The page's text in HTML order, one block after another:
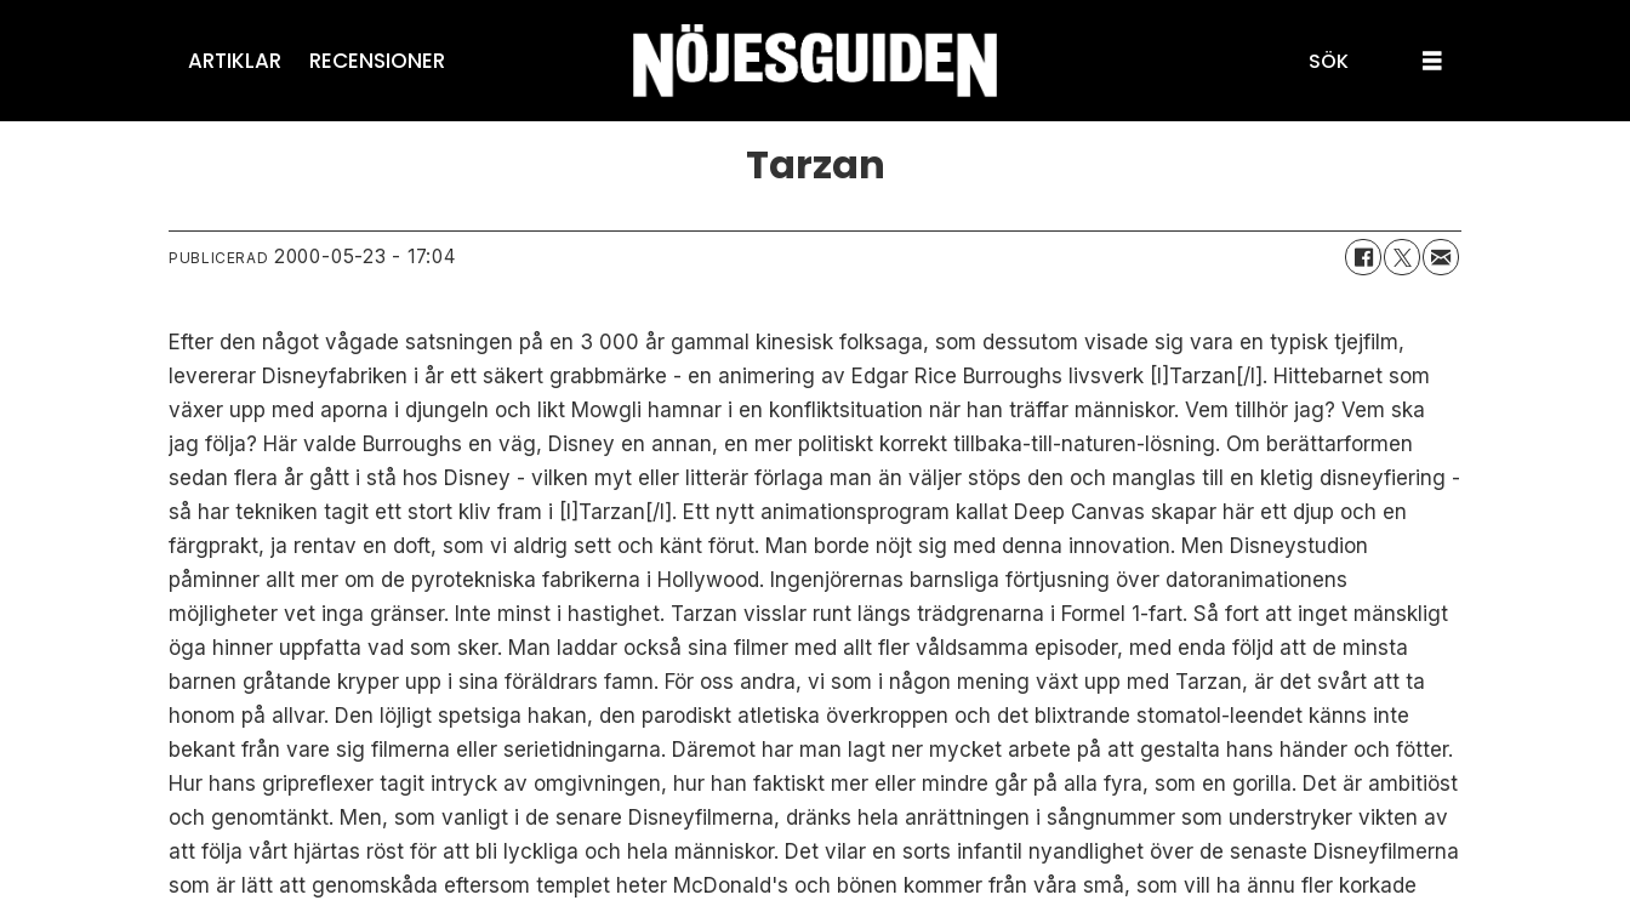
ARTIKLAR RECENSIONER SÖK
Tarzan
PUBLICERAD 2000-05-23 - 17:04
Efter den något vågade satsningen på en 3 000 år gammal kinesisk folksaga, som dessutom visade sig vara en typisk tjejfilm,
levererar Disneyfabriken i år ett säkert grabbmärke - en animering av Edgar Rice Burroughs livsverk [I]Tarzan[/I]. Hittebarnet som
växer upp med aporna i djungeln och likt Mowgli hamnar i en konfliktsituation när han träffar människor. Vem tillhör jag? Vem ska
jag följa? Här valde Burroughs en väg, Disney en annan, en mer politiskt korrekt tillbaka-till-naturen-lösning. Om berättarformen
sedan flera år gått i stå hos Disney - vilken myt eller litterär förlaga man än väljer stöps den och manglas till en kletig disneyfiering -
så har tekniken tagit ett stort kliv fram i [I]Tarzan[/I]. Ett nytt animationsprogram kallat Deep Canvas skapar här ett djup och en
färgprakt, ja rentav en doft, som vi aldrig sett och känt förut. Man borde nöjt sig med denna innovation. Men Disneystudion
påminner allt mer om de pyrotekniska fabrikerna i Hollywood. Ingenjörernas barnsliga förtjusning över datoranimationens
möjligheter vet inga gränser. Inte minst i hastighet. Tarzan visslar runt längs trädgrenarna i Formel 1-fart. Så fort att inget mänskligt
öga hinner uppfatta vad som sker. Man laddar också sina filmer med allt fler våldsamma episoder, med enda följd att de minsta
barnen gråtande kryper upp i sina föräldrars famn. För oss andra, vi som i någon mening växt upp med Tarzan, är det svårt att ta
honom på allvar. Den löjligt spetsiga hakan, den parodiskt atletiska överkroppen och det blixtrande stomatol-leendet känns inte
bekant från vare sig filmerna eller serietidningarna. Däremot har man lagt ner mycket arbete på att gestalta hans händer och fötter.
Hur hans gripreflexer tagit intryck av omgivningen, hur han faktiskt mer eller mindre går på alla fyra, som en gorilla. Det är ambitiöst
och genomtänkt. Men, som vanligt i de senare Disneyfilmerna, dränks hela anrättningen i sångnummer som understryker vikten av
att följa vårt hjärtas röst för att bli lyckliga och hela människor. Det vilar en sorts infantil nyandlighet över de senaste Disneyfilmerna
som är lätt att genomskåda eftersom templet heter McDonald's och bönen kommer från våra små, som vill ha ännu fler korkade